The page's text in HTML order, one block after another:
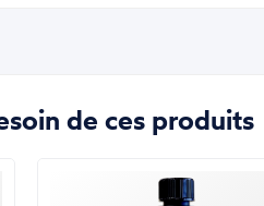
de ces produits